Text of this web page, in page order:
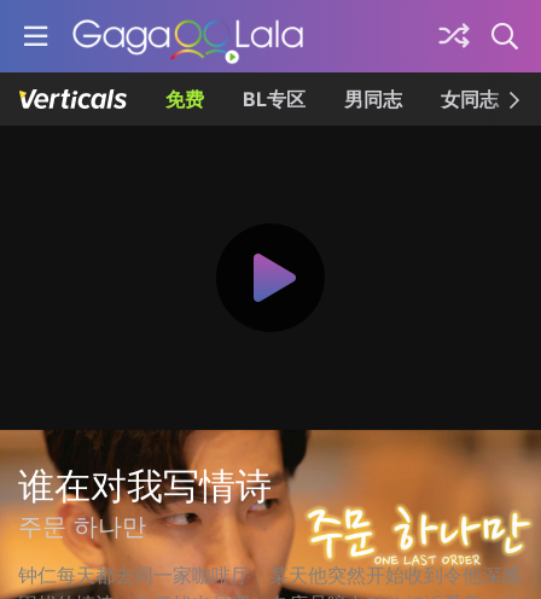
免费 BL专区 男同志 女同志
谁在对我写情诗
주문 하나만
钟仁每天都去同一家咖啡厅，某天他突然开始收到令他深感